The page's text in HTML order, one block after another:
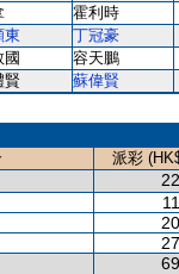
霍利時
東 丁冠豪
國 容天鵬
賢
蘇偉賢
派彩